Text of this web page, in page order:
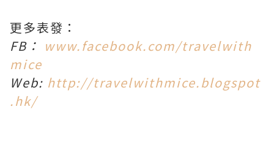
更多表發：
FB： www.facebook.com/travelwith
mice
Web: http://travelwithmice.blogspot
.hk/